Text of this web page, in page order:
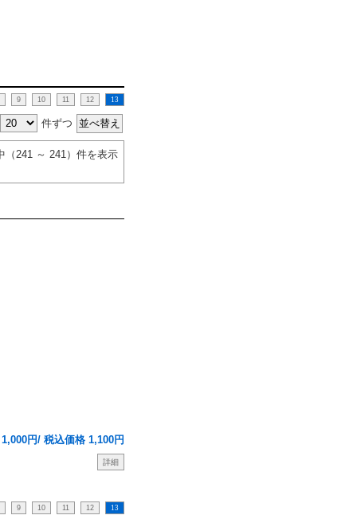
9 10 11 12 13
件ずつ
（241 ～ 241）件を表示
1,000円/ 税込価格 1,100円
詳細
9 10 11 12 13